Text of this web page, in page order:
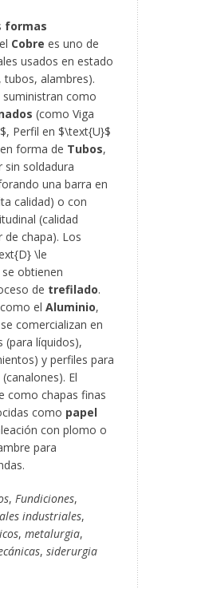
formas
Cobre es uno de
usados en estado
tubos, alambres).
suministran como
(como Viga
Perfil en $\text{U}$
forma de Tubos,
sin soldadura
una barra en
calidad) o con
(calidad
chapa). Los
\le
obtienen
de trefilado.
el Aluminio,
comercializan en
líquidos),
y perfiles para
El
como chapas finas
como papel
con plomo o
para
, Fundiciones,
industriales,
, metalurgia,
, siderurgia